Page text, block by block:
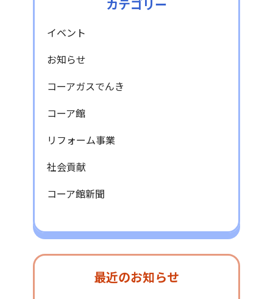
カテゴリー
イベント
お知らせ
コーアガスでんき
コーア館
リフォーム事業
社会貢献
コーア館新聞
最近のお知らせ